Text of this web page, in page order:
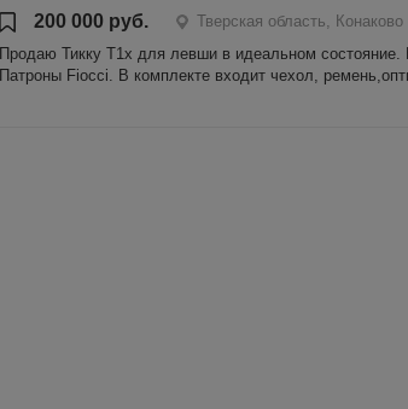
200 000 руб.
Тверская область, Конаково
Продаю Тикку Т1х для левши в идеальном
Патроны Fiocci. В комплекте входит чехол,